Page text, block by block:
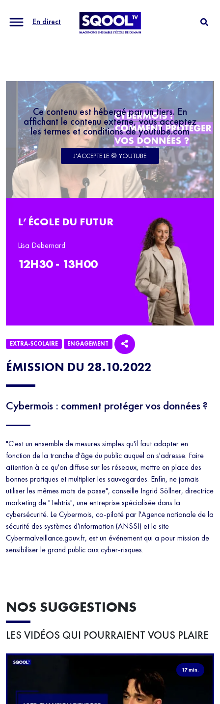
En direct
Ce contenu est hébergé par un tiers. En
affichant le contenu externe, vous acceptez
les termes et conditions de youtube.com
J'ACCEPTE LE 🍪 YOUTUBE
ÉMISSION DU 28.10.2022
Cybermois : comment protéger vos données ?
"C'est un ensemble de mesures simples qu'il faut adapter en
fonction de la tranche d'âge du public auquel on s'adresse. Faire
attention à ce qu'on diffuse sur les réseaux, mettre en place des
bonnes pratiques et multiplier les sauvegardes. Enfin, ne jamais
utiliser les mêmes mots de passe", conseille Ingrid Söllner, directrice
marketing de "Tehtris", une entreprise spécialisée dans la
cybersécurité. Le Cybermois, co-piloté par l'Agence nationale de la
sécurité des systèmes d'information (ANSSI) et le site
Cybermalveillance.gouv.fr, est un événement qui a pour mission de
sensibiliser le grand public aux cyber-risques.
EXTRA-SCOLAIRE ENGAGEMENT
L’ÉCOLE DU FUTUR
Lisa Debernard
12H30 - 13H00
NOS SUGGESTIONS
LES VIDÉOS QUI POURRAIENT VOUS PLAIRE
17 min.